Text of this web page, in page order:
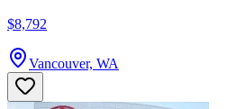
$8,792
Vancouver, WA